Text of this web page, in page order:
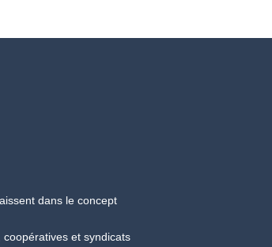
dans le concept
et syndicats